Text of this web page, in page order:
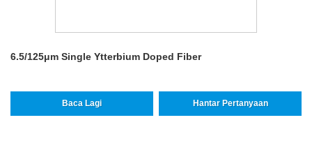
6.5/125μm Single Ytterbium Doped Fiber
Baca Lagi Hantar Pertanyaan